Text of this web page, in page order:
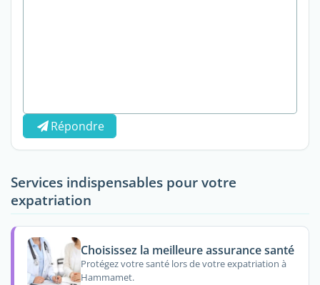
Répondre
Services indispensables pour votre
expatriation
Choisissez la meilleure assurance santé
Protégez votre santé lors de votre expatriation à
Hammamet.